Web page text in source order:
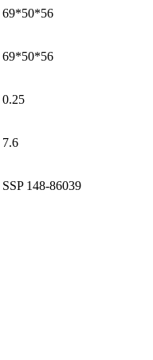
69*50*56
69*50*56
0.25
7.6
SSP 148-86039